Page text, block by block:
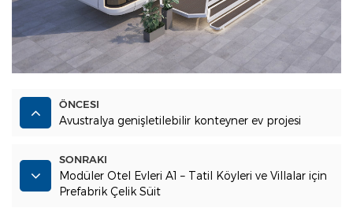
ÖNCESI
Avustralya genişletilebilir konteyner ev projesi
SONRAKI
Modüler Otel Evleri A1 – Tatil Köyleri ve Villalar için
Prefabrik Çelik Süit